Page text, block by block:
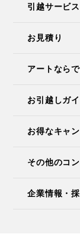
引越サービス
お見積り
アートなら
お引越しガ
お得なキャ
その他のコ
企業情報・